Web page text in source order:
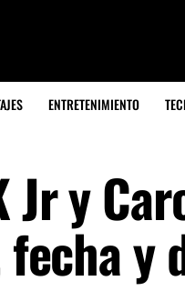
ENTRETENIMIENTO
Jr y
fecha y